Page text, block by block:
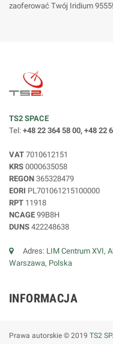
zaoferować Twój Iridium 9555!
TS2 SPACE
Tel: +48 22 364 58 00, +48 22
VAT 7010612151
KRS 0000635058
REGON 365328479
EORI PL701061215100000
RPT 11918
NCAGE 99B8H
DUNS 422248638
Adres: LIM Centrum XVI,
Warszawa, Polska
INFORMACJA
Prawa autorskie © 2019 TS2